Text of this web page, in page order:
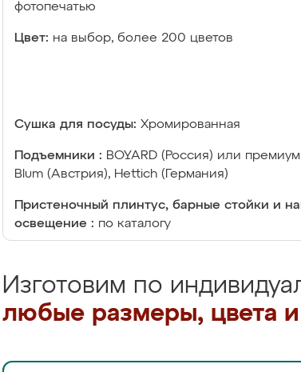
фотопечатью
Цвет: на выбор, более 200 цветов
Сушка для посуды: Хромированная
Подъемники : BOYARD (Россия) или
Blum (Австрия), Hettich (Германия)
Пристеночный плинтус, барные стойки и
освещение : по каталогу
Изготовим по
любые размеры, цвета